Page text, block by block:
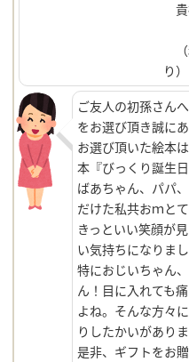
貴
（
り）
ご友人の初孫さん
をお選び頂き誠に
お選び頂いた絵本
本『びっくり誕生
ばあちゃん、パパ
だけた私共おｍと
きっといい笑顔が
い気持ちになりまし
特におじいちゃん
ん！目に入れても
よね。そんな方々
りしたかいがありま
是非、ギフトをお